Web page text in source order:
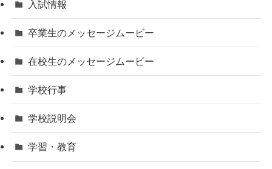
入試情報
卒業生のメッセージムービー
在校生のメッセージムービー
学校行事
学校説明会
学習・教育